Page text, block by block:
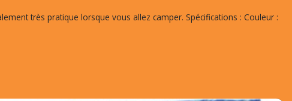
très pratique lorsque vous allez camper. Spécifications : Couleur :